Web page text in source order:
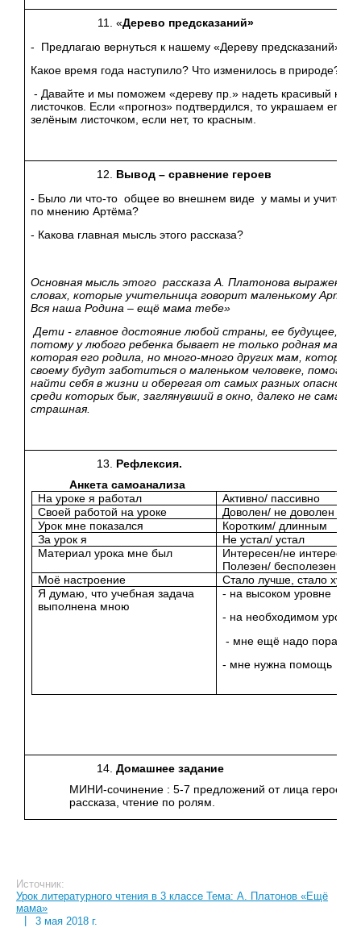
«Дерево предсказаний»
- Предлагаю вернуться к нашему «Дереву предсказаний».
Какое время года наступило? Что изменилось в природе?
- Давайте и мы поможем «дереву пр.» надеть красивый
листочков. Если «прогноз» подтвердился, то украшаем его
зелёным листочком, если нет, то красным.
Вывод – сравнение героев
- Было ли что-то общее во внешнем виде у мамы и
по мнению Артёма?
- Какова главная мысль этого рассказа?
Основная мысль этого рассказа А. Платонова выражена в
словах, которые учительница говорит маленькому
Вся наша Родина – ещё мама тебе»
Дети - главное достояние любой страны, ее будущее, а
потому у любого ребенка бывает не только родная мама,
которая его родила, но много-много других мам, которые
своему будут заботиться о маленьком человеке, помогая
найти себя в жизни и оберегая от самых разных
среди которых бык, заглянувший в окно, далеко не самая
страшная.
Рефлексия.
Анкета самоанализа
На уроке я работал
Активно/ пассивно
Своей работой на уроке
Доволен/ не доволен
Урок мне показался
Коротким/ длинным
За урок я
Не устал/ устал
Материал урока мне был
Интересен/не интересен
Полезен/ бесполезен
Моё настроение
Стало лучше, стало хуже
Я думаю, что учебная задача
выполнена мною
- на высоком уровне
- на необходимом уровне
- мне ещё надо
- мне нужна помощь
Домашнее задание
МИНИ-сочинение : 5-7 предложений от лица героев
рассказа, чтение по ролям.
Источник:
Урок литературного чтения в 3 классе Тема: А. Платонов «Ещё
мама»
3 мая 2018 г.